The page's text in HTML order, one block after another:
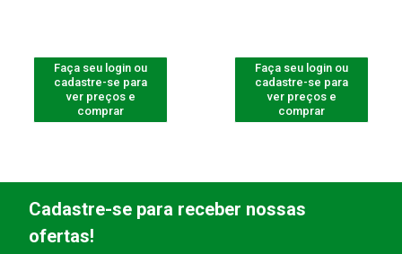
Faça seu login ou
cadastre-se para
ver preços e
comprar
Faça seu login ou
cadastre-se para
ver preços e
comprar
Cadastre-se para receber nossas
ofertas!